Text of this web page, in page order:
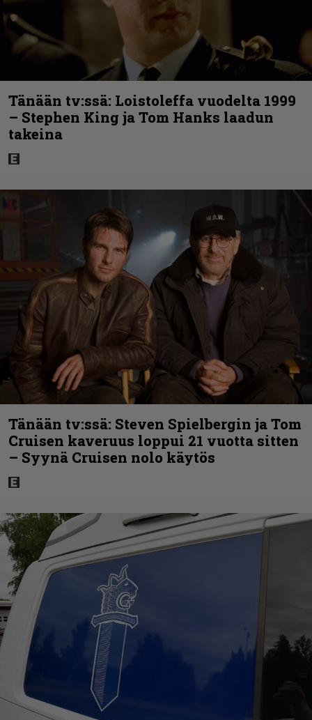
Tänään tv:ssä: Loistoleffa vuodelta 1999
– Stephen King ja Tom Hanks laadun
takeina
Tänään tv:ssä: Steven Spielbergin ja Tom
Cruisen kaveruus loppui 21 vuotta sitten
– Syynä Cruisen nolo käytös